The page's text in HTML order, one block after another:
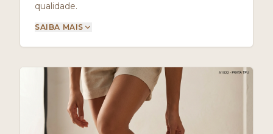
qualidade.
SAIBA MAIS